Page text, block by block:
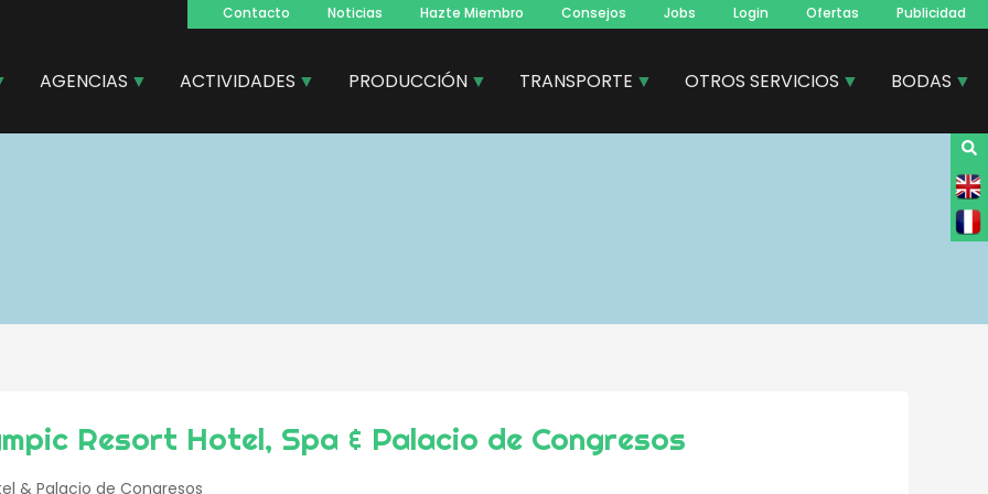
Navegacion
principal
Contacto Noticias Hazte Miembro Consejos Jobs Login Ofertas Publicidad
AGENCIAS ACTIVIDADES PRODUCCIÓN TRANSPORTE OTROS SERVICIOS BODAS
Resort Hotel, Spa & Palacio de Congresos
& Palacio de Congresos